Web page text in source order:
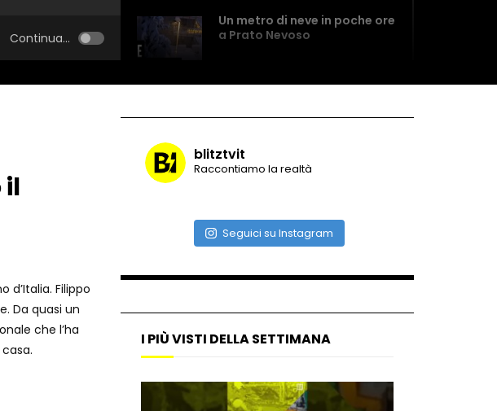
Continua...
Un metro di neve in poche ore
a Prato Nevoso
museo: ecco cosa c’è nelle
nella villa-showroom
Gioia Tauro, carico esplosivo
il
d’Italia. Filippo
Da quasi un
che l’ha
blitztvit
Raccontiamo la realtà
Seguici su Instagram
I PIÙ VISTI DELLA SETTIMANA